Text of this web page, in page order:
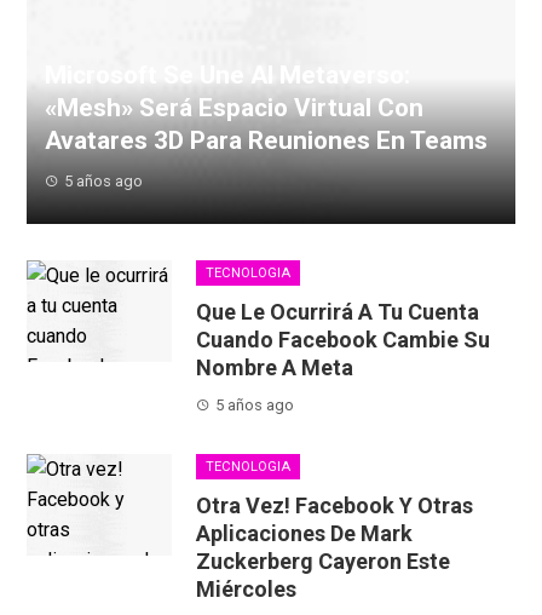
«Mesh» Será Espacio Virtual Con
Avatares 3D Para Reuniones En Teams
5 años ago
Parece ser que todas las empresas quieren apostar por
(anteriormente Facebook) le ha s...
TECNOLOGIA
Que Le Ocurrirá A Tu Cuenta
Cuando Facebook Cambie Su
Nombre A Meta
5 años ago
TECNOLOGIA
Otra Vez! Facebook Y Otras
Aplicaciones De Mark
Zuckerberg Cayeron Este
Miércoles